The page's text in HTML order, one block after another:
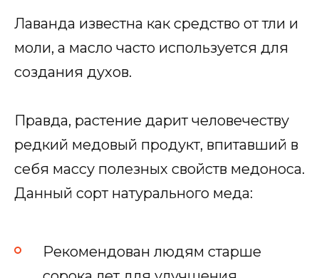
Лаванда известна как средство от тли и
моли, а масло часто используется для
создания духов.
Правда, растение дарит человечеству
редкий медовый продукт, впитавший в
себя массу полезных свойств медоноса.
Данный сорт натурального меда:
Рекомендован людям старше